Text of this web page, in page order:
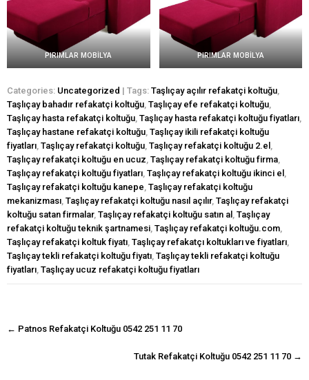
PIRIMLAR MOBİLYA PIRIMLAR MOBİLYA
Categories: Uncategorized | Tags: Taşlıçay açılır refakatçi koltuğu
Taşlıçay bahadır refakatçi koltuğu Taşlıçay efe refakatçi koltuğu
Taşlıçay hasta refakatçi koltuğu Taşlıçay hasta refakatçi koltuğu fiyatları
Taşlıçay hastane refakatçi koltuğu Taşlıçay ikili refakatçi koltuğu
fiyatları Taşlıçay refakatçi koltuğu Taşlıçay refakatçi koltuğu 2.el
Taşlıçay refakatçi koltuğu en ucuz Taşlıçay refakatçi koltuğu firma
Taşlıçay refakatçi koltuğu fiyatları Taşlıçay refakatçi koltuğu ikinci el
Taşlıçay refakatçi koltuğu kanepe Taşlıçay refakatçi koltuğu
mekanizması Taşlıçay refakatçi koltuğu nasıl açılır, Taşlıçay refakatçi
koltuğu satan firmalar, Taşlıçay refakatçi koltuğu satın al Taşlıçay
refakatçi koltuğu teknik şartnamesi Taşlıçay refakatçi koltuğu.com
Taşlıçay refakatçi koltuk fiyatı Taşlıçay refakatçı koltukları ve fiyatları
Taşlıçay tekli refakatçi koltuğu fiyatı Taşlıçay tekli refakatçi koltuğu
fiyatları Taşlıçay ucuz refakatçi koltuğu fiyatları
navigasyon
← Patnos Refakatçi Koltuğu 0542 251 11 70
Tutak Refakatçi Koltuğu 0542 251 11 70 →